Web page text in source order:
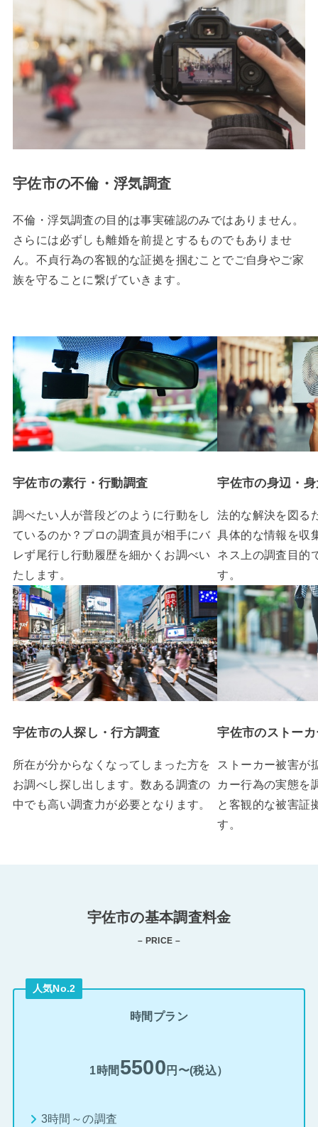
宇佐市の不倫・浮気調査
不倫・浮気調査の目的は事実確認のみではありません。
さらには必ずしも離婚を前提とするものでもありませ
ん。不貞行為の客観的な証拠を掴むことでご自身やご家
族を守ることに繋げていきます。
宇佐市の素行・行動調査
調べたい人が普段どのように行動をし
ているのか？プロの調査員が相手にバ
レず尾行し行動履歴を細かくお調べい
たします。
宇佐市の身辺・
法的な解決を図る
具体的な情報を収
ネス上の調査目的
す。
宇佐市の人探し・行方調査
所在が分からなくなってしまった方を
お調べし探し出します。数ある調査の
中でも高い調査力が必要となります。
宇佐市のストー
ストーカー被害が
カー行為の実態を
と客観的な被害証
す。
宇佐市の基本調査料金
– PRICE –
人気No.2
時間プラン
1時間 5500 円〜(税込）
3時間～の調査